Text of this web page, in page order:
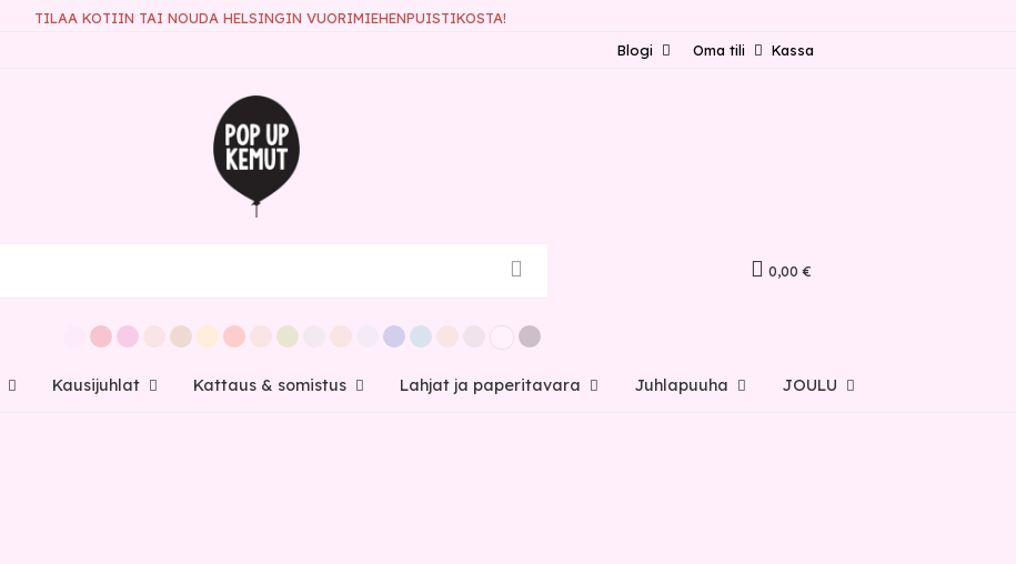
TILAA KOTIIN TAI NOUDA HELSINGIN VUORIMIEHENPUISTIKOSTA!
Kassa
Oma tili
Blogi
0,00 €
Kausijuhlat Kattaus & somistus Lahjat ja paperitavara Juhlapuuha JOULU